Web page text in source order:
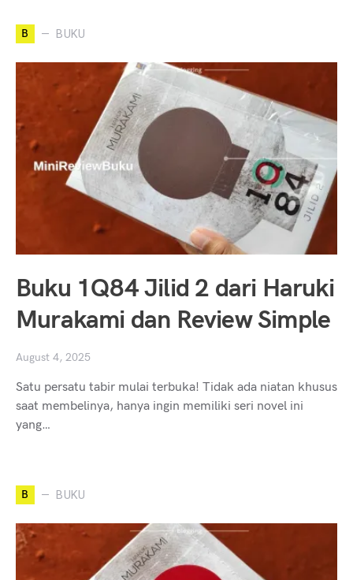
B BUKU
Buku 1Q84 Jilid 2 dari Haruki
Murakami dan Review Simple
August 4, 2025
Satu persatu tabir mulai terbuka! Tidak ada niatan khusus
saat membelinya, hanya ingin memiliki seri novel ini
yang…
B BUKU